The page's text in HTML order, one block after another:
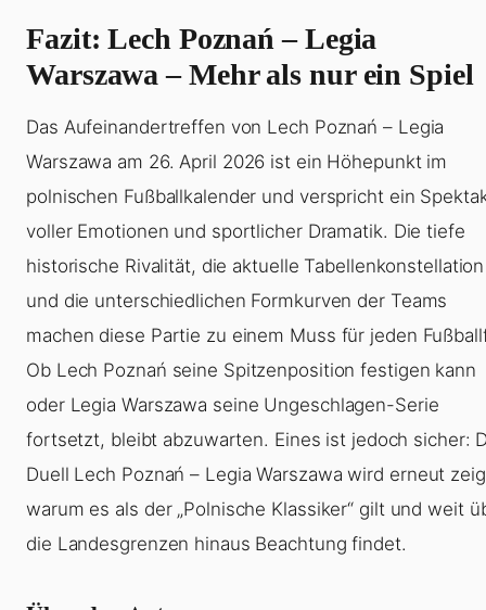
Fazit: Lech Poznań – Legia
Warszawa – Mehr als nur ein Spiel
Das Aufeinandertreffen von Lech Poznań – Legia
Warszawa am 26. April 2026 ist ein Höhepunkt im
polnischen Fußballkalender und verspricht ein
voller Emotionen und sportlicher Dramatik. Die tiefe
historische Rivalität, die aktuelle Tabellenkonstellation
und die unterschiedlichen Formkurven der Teams
machen diese Partie zu einem Muss für jeden
Ob Lech Poznań seine Spitzenposition festigen kann
oder Legia Warszawa seine Ungeschlagen-Serie
fortsetzt, bleibt abzuwarten. Eines ist jedoch sicher:
Duell Lech Poznań – Legia Warszawa wird erneut
warum es als der „Polnische Klassiker“ gilt und weit
die Landesgrenzen hinaus Beachtung findet.